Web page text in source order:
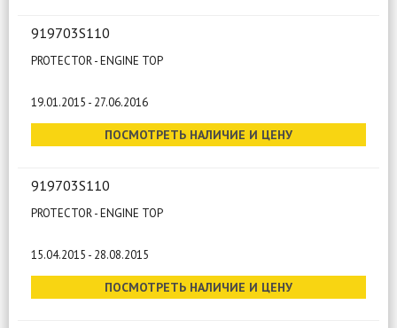
919703S110
PROTECTOR - ENGINE TOP
19.01.2015 - 27.06.2016
ПОСМОТРЕТЬ НАЛИЧИЕ И ЦЕНУ
919703S110
PROTECTOR - ENGINE TOP
15.04.2015 - 28.08.2015
ПОСМОТРЕТЬ НАЛИЧИЕ И ЦЕНУ